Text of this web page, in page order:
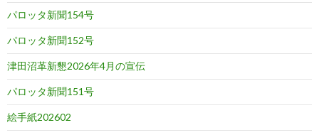
パロッタ新聞154号
パロッタ新聞152号
津田沼革新懇2026年4月の宣伝
パロッタ新聞151号
絵手紙202602